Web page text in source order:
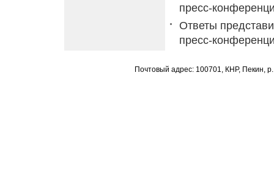
пресс-
Ответы
пресс-
Почтовый адрес: 100701, КНР, Пекин,